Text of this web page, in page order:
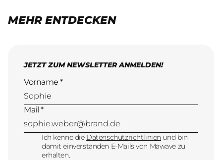
MEHR ENTDECKEN
JETZT ZUM NEWSLETTER ANMELDEN!
Vorname *
Mail *
Ich kenne die Datenschutzrichtlinien und bin
damit einverstanden E-Mails von Mawave zu
erhalten.